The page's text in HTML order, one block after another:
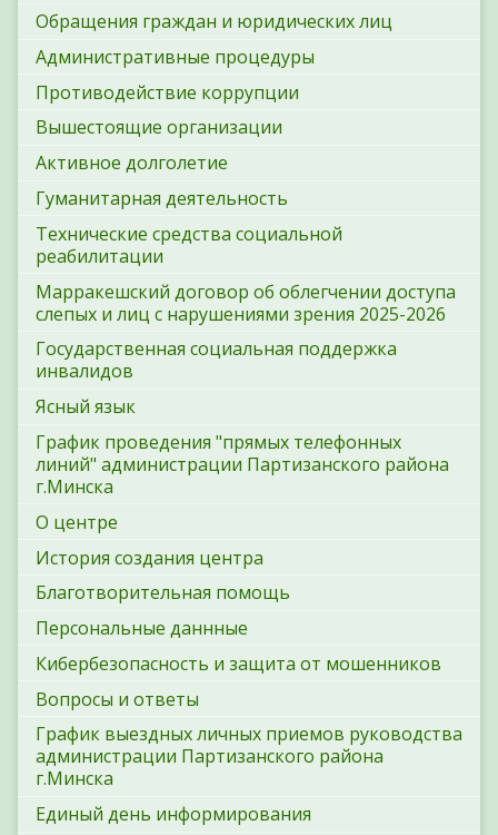
Обращения граждан и юридических лиц
Административные процедуры
Противодействие коррупции
Вышестоящие организации
Активное долголетие
Гуманитарная деятельность
Технические средства социальной
реабилитации
Марракешский договор об облегчении доступа
слепых и лиц с нарушениями зрения 2025-2026
Государственная социальная поддержка
инвалидов
Ясный язык
График проведения "прямых телефонных
линий" администрации Партизанского района
г.Минска
О центре
История создания центра
Благотворительная помощь
Персональные даннные
Кибербезопасность и защита от мошенников
Вопросы и ответы
График выездных личных приемов руководства
администрации Партизанского района
г.Минска
Единый день информирования